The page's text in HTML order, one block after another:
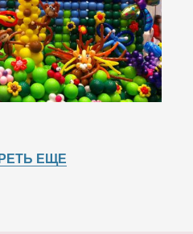
ЕЩЕ